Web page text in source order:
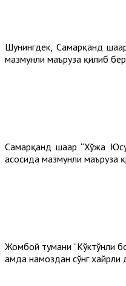
Шунингдек, Самарқанд
мазмунли маъруза қилиб
Самарқанд шаҳар “Хўжа
асосида мазмунли маъруза
Жомбой тумани “Кўктўнли
ҳамда намоздан сўнг хайрли